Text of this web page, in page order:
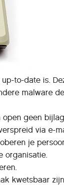
to-date is.
malware
open geen
via e-
je
organisatie.
kwetsbaar